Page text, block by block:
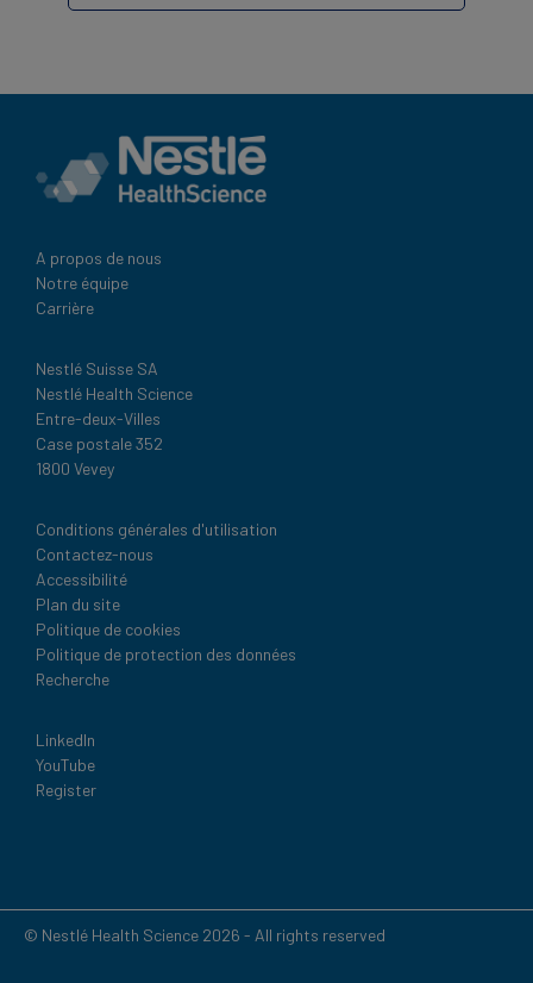
A propos de nous
Notre équipe
Carrière
Nestlé Suisse SA
Nestlé Health Science
Entre-deux-Villes
Case postale 352
1800 Vevey
Legal
Conditions générales d'utilisation
Contactez-nous
Accessibilité
Plan du site
Politique de cookies
Politique de protection des données
Recherche
Social
LinkedIn
YouTube
Register
© Nestlé Health Science 2026 - All rights reserved